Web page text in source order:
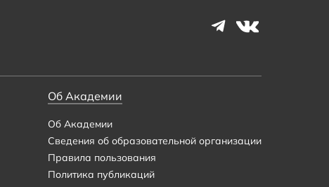
Об Академии
Об Академии
Сведения об образовательной организации
Правила пользования
Политика публикаций